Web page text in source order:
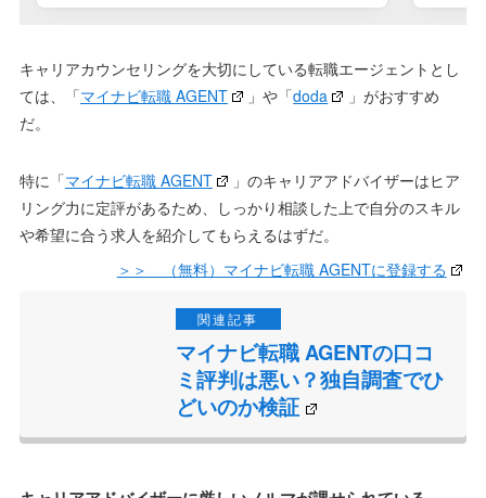
キャリアカウンセリングを大切にしている転職エージェントとし
ては、「マイナビ転職 AGENT 」や「doda
」がおすすめ
だ。
特に「マイナビ転職 AGENT
」のキャリアアドバイザーはヒア
リング力に定評があるため、しっかり相談した上で自分のスキル
や希望に合う求人を紹介してもらえるはずだ。
＞＞ （無料）マイナビ転職 AGENTに登録する
マイナビ転職 AGENTの口コ
ミ評判は悪い？独自調査でひ
どいのか検証